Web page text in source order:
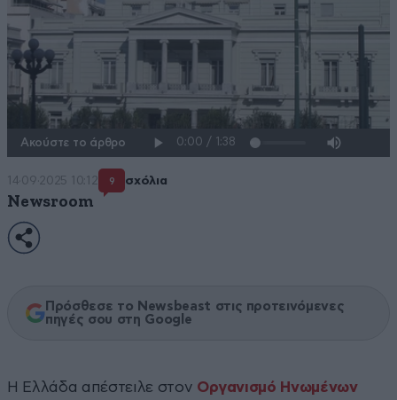
Ακούστε το άρθρο
14·09·2025 10:12 9 σχόλια
Newsroom
Πρόσθεσε το Newsbeast στις προτεινόμενες
πηγές σου στη Google
Η Ελλάδα απέστειλε στον Οργανισμό Ηνωμένων